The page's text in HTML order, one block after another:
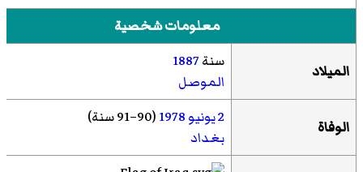
معلومات شخصية
الميلاد سنة1887
الموصل
الوفاة 2 يونيو 1978(90–91 سنة)
بغداد